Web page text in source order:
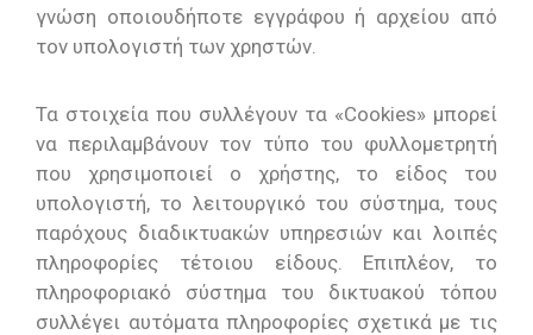
γνώση οποιουδήποτε εγγράφου ή αρχείου από
τον υπολογιστή των χρηστών.
Τα στοιχεία που συλλέγουν τα «Cookies» μπορεί
να περιλαμβάνουν τον τύπο του φυλλομετρητή
που χρησιμοποιεί ο χρήστης, το είδος του
υπολογιστή, το λειτουργικό του σύστημα, τους
παρόχους διαδικτυακών υπηρεσιών και λοιπές
πληροφορίες τέτοιου είδους. Επιπλέον, το
πληροφοριακό σύστημα του δικτυακού τόπου
συλλέγει αυτόματα πληροφορίες σχετικά με τις